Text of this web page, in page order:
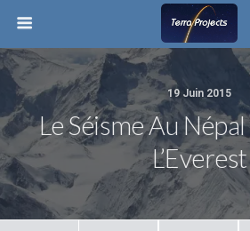
19 Juin 2015
Le Séisme Au
L’Everest